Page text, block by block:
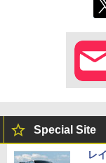
Special Site
レ